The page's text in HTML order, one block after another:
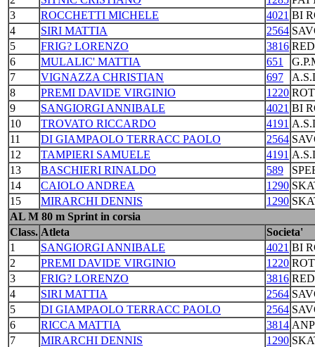
3
ROCCHETTI MICHELE 4021 BI
4
SIRI MATTIA 2564
5
FRIG? LORENZO 3816
6
MULALIC' MATTIA 651
7
VIGNAZZA CHRISTIAN 697
8
PREMI DAVIDE VIRGINIO 1220
9
SANGIORGI ANNIBALE 4021 BI
10
TROVATO RICCARDO 4191
11
DI GIAMPAOLO TERRACC PAOLO 2564
12
TAMPIERI SAMUELE 4191
13
BASCHIERI RINALDO 589
14
CAIOLO ANDREA 1290
15
MIRARCHI DENNIS 1290
AL M 80 m Sprint in corsia
Class. Atleta
Societa'
1
SANGIORGI ANNIBALE 4021 BI
2
PREMI DAVIDE VIRGINIO 1220
3
FRIG? LORENZO 3816
4
SIRI MATTIA 2564
5
DI GIAMPAOLO TERRACC PAOLO 2564
6
RICCA MATTIA 3814
7
MIRARCHI DENNIS 1290